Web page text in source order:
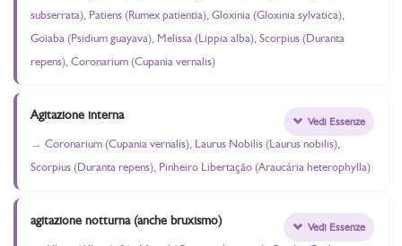
subserrata), Patiens (Rumex patientia), Gloxinia (Gloxinia sylvatica),
Goiaba (Psidium guayava), Melissa (Lippia alba), Scorpius (Duranta
repens), Coronarium (Cupania vernalis)
Agitazione interna
Coronarium (Cupania vernalis), Laurus Nobilis (Laurus nobilis),
Scorpius (Duranta repens), Pinheiro Libertação (Araucária heterophylla)
Vedi Essenze
agitazione notturna (anche bruxismo) Vedi Essenze